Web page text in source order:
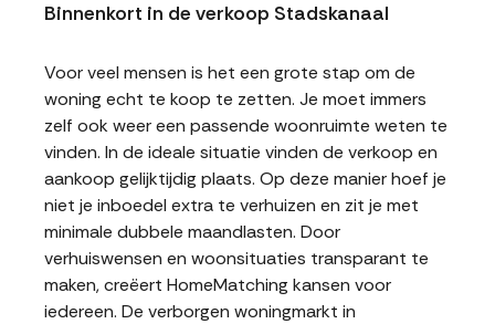
Binnenkort in de verkoop Stadskanaal
Voor veel mensen is het een grote stap om de
woning echt te koop te zetten. Je moet immers
zelf ook weer een passende woonruimte weten te
vinden. In de ideale situatie vinden de verkoop en
aankoop gelijktijdig plaats. Op deze manier hoef je
niet je inboedel extra te verhuizen en zit je met
minimale dubbele maandlasten. Door
verhuiswensen en woonsituaties transparant te
maken, creëert HomeMatching kansen voor
iedereen. De verborgen woningmarkt in